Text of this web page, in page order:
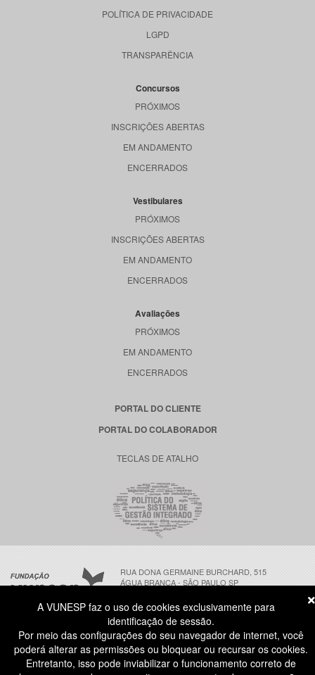
POLÍTICA DE PRIVACIDADE
LGPD
TRANSPARÊNCIA
Concursos
PRÓXIMOS
INSCRIÇÕES ABERTAS
EM ANDAMENTO
ENCERRADOS
Vestibulares
PRÓXIMOS
INSCRIÇÕES ABERTAS
EM ANDAMENTO
ENCERRADOS
Avaliações
PRÓXIMOS
EM ANDAMENTO
ENCERRADOS
PORTAL DO CLIENTE
PORTAL DO COLABORADOR
TECLAS DE ATALHO
RUA DONA GERMAINE BURCHARD, 515
ÁGUA BRANCA - SÃO PAULO SP
ATENDIMENTO AO CANDIDATO
(NÃO HÁ ATENDIMENTO PRESENCIAL) 11 3874-6300
DIAS ÚTEISdas 8h às 18h
A VUNESP faz o uso de cookies exclusivamente para
identificação de sessão.
Por meio das configurações do seu navegador de internet, você
poderá alterar as permissões ou bloquear ou recursar os cookies.
Entretanto, isso pode inviabilizar o funcionamento correto de